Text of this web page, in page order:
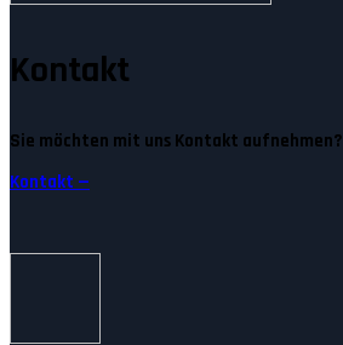
Kontakt
Sie möchten mit uns Kontakt aufnehmen?
Kontakt —